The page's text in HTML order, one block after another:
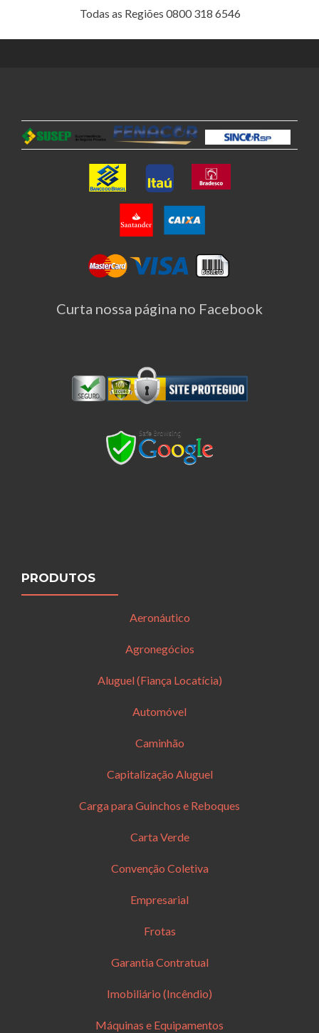
Todas as Regiões 0800 318 6546
Curta nossa página no Facebook
PRODUTOS
Aeronáutico
Agronegócios
Aluguel (Fiança Locatícia)
Automóvel
Caminhão
Capitalização Aluguel
Carga para Guinchos e Reboques
Carta Verde
Convenção Coletiva
Empresarial
Frotas
Garantia Contratual
Imobiliário (Incêndio)
Máquinas e Equipamentos